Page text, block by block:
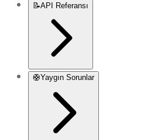
📝API Referansı
🛟Yaygın Sorunlar